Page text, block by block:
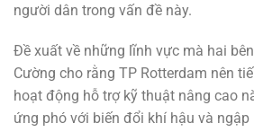
người dân trong vấn đề này.
Đề xuất về những lĩnh vực mà hai
Cường cho rằng TP Rotterdam nên
hoạt động hỗ trợ kỹ thuật nâng cao
ứng phó với biến đổi khí hậu và